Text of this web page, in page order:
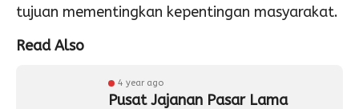
tujuan mementingkan kepentingan masyarakat.
Read Also
4 year ago
Pusat Jajanan Pasar Lama